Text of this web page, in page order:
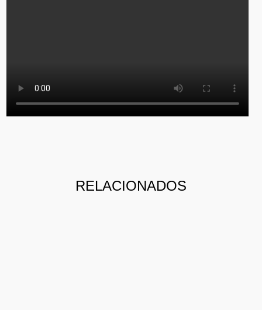
RELACIONADOS